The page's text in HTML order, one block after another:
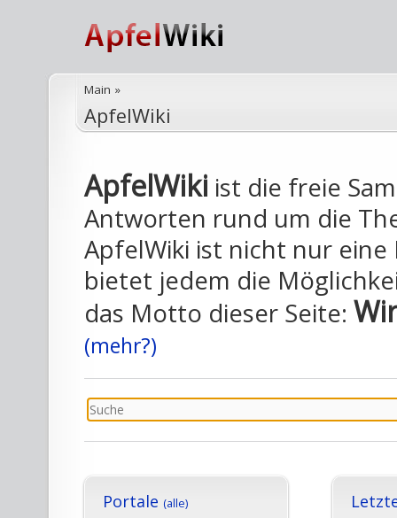
Main »
ApfelWiki
ApfelWiki ist die freie
Antworten rund um die
ApfelWiki ist nicht nur
bietet jedem die
das Motto dieser Seite:
(mehr?)
Portale (alle)